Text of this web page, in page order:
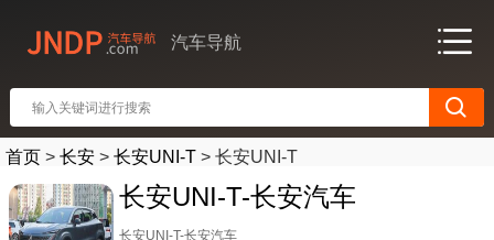
汽车导航
首页 > 长安 > 长安UNI-T > 长安UNI-T
长安UNI-T-长安汽车
长安UNI-T-长安汽车